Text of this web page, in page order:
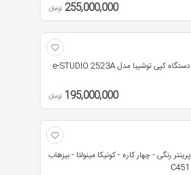
255,000,000 تومان
دستگاه کپی توشیبا مدل e-STUDIO 2523A
195,000,000 تومان
پرینتر رنگی - چهار کاره - کونیکا مینولتا - بیزهاب
C451